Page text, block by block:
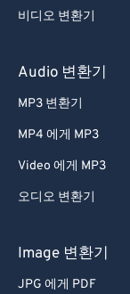
비디오 변환기
Audio 변환기
MP3 변환기
MP4 에게 MP3
Video 에게 MP3
오디오 변환기
Image 변환기
JPG 에게 PDF